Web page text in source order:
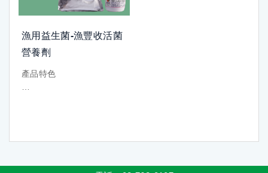
漁用益生菌-漁豐收活菌
營養劑
產品特色
分子，使養分更完全的吸
仔稚魚或幼蝦的餌料，有助